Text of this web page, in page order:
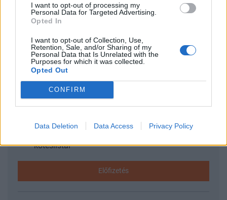
I want to opt-out of processing my
Personal Data for Targeted Advertising.
Opted In
I want to opt-out of Collection, Use,
Retention, Sale, and/or Sharing of my
Personal Data that Is Unrelated with the
Purposes for which it was collected.
Opted Out
CONFIRM
Data Deletion Data Access Privacy Policy
továbbra sem hajlik. A lap kitér arra...
KEDVES OLVASÓNK!
A keresett cikk a portfolio.hu hírarchívumához
tartozik, melynek olvasása előfizetéses
regisztrációhoz kötött.
Az előfizetés a következőket tartalmazza:
Portfolio.hu teljes cikkarchívum
Kötéslisták: BÉT elmúlt 2 év napon belüli
kötéslistái
Előfizetés